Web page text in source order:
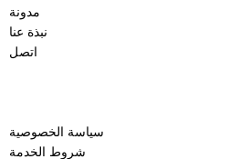
مدونة
نبذة عنا
اتصل
سياسة الخصوصية
شروط الخدمة